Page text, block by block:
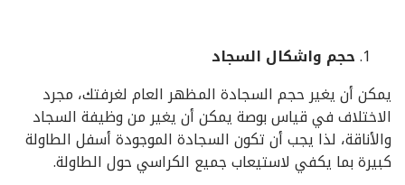
حجم واشكال السجاد
يمكن أن يغير حجم السجادة المظهر العام لغرفتك، مجرد
الاختلاف في قياس بوصة يمكن أن يغير من وظيفة السجاد
والأناقة، لذا يجب أن تكون السجادة الموجودة أسفل الطاولة
كبيرة بما يكفي لاستيعاب جميع الكراسي حول الطاولة.